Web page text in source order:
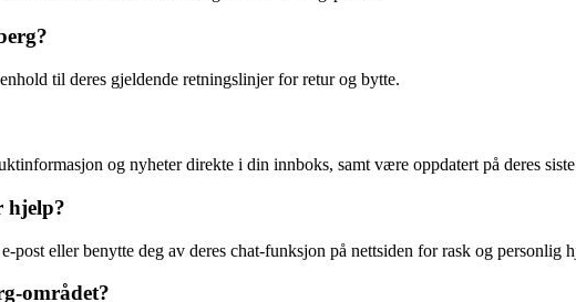
til deres gjeldende retningslinjer for retur og bytte.
og nyheter direkte i din innboks, samt være oppdatert på deres
hjelp?
eller benytte deg av deres chat-funksjon på nettsiden for rask og personlig
området?